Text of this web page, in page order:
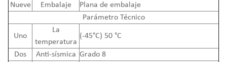
Nueve
Embalaje
Plana de embalaje
Parámetro Técnico
Uno
La
temperatura
(-45°C) 50 °C
Dos Anti-sísmica Grado 8